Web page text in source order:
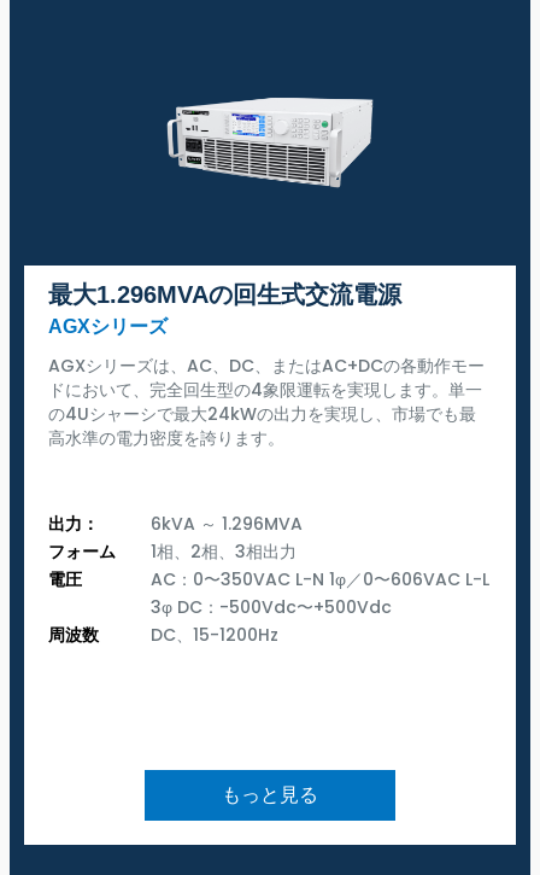
最大1.296MVAの回生式交流電源
AGXシリーズ
AGXシリーズは、AC、DC、またはAC+DCの各動作モー
ドにおいて、完全回生型の4象限運転を実現します。単一
の4Uシャーシで最大24kWの出力を実現し、市場でも最
高水準の電力密度を誇ります。
出力：
6kVA ～ 1.296MVA
フォーム
1相、2相、3相出力
電圧
AC：0〜350VAC L-N 1φ／0〜606VAC L-L
3φ DC：-500Vdc〜+500Vdc
周波数
DC、15-1200Hz
もっと見る